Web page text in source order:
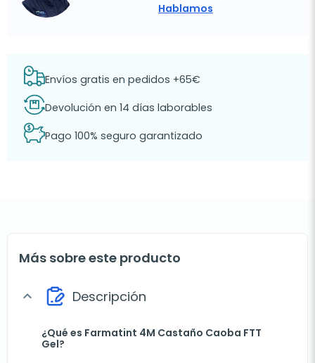
Hablamos
Envíos gratis en pedidos +65€
Devolución en 14 días laborables
Pago 100% seguro garantizado
Más sobre este producto
expand_more Descripción
¿Qué es Farmatint 4M Castaño Caoba FTT
Gel?